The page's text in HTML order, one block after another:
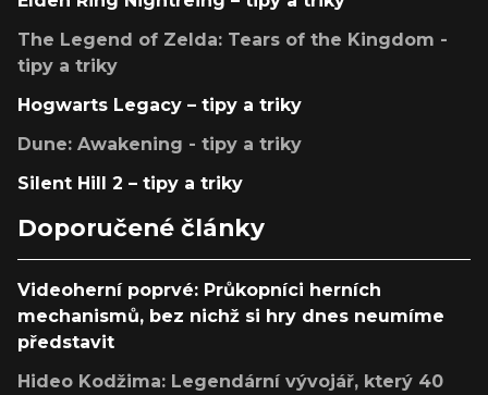
The Legend of Zelda: Tears of the Kingdom -
tipy a triky
Hogwarts Legacy – tipy a triky
Dune: Awakening - tipy a triky
Silent Hill 2 – tipy a triky
Doporučené články
Videoherní poprvé: Průkopníci herních
mechanismů, bez nichž si hry dnes neumíme
představit
Hideo Kodžima: Legendární vývojář, který 40